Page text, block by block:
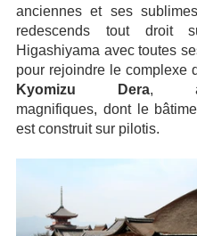
anciennes et ses
redescends tout droit
Higashiyama avec toutes
Kyomizu Dera,
magnifiques, dont le
est construit sur pilotis.